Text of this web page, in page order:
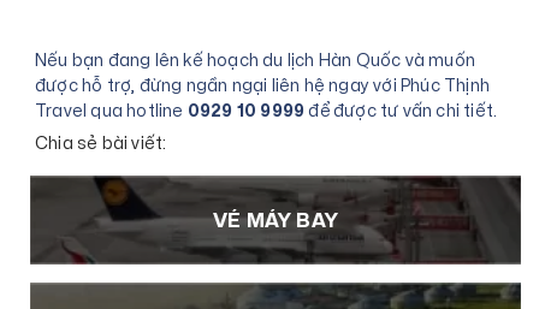
Nếu bạn đang lên kế hoạch du lịch Hàn Quốc và muốn
được hỗ trợ, đừng ngần ngại liên hệ ngay với Phúc Thịnh
Travel qua hotline 0929 10 9999để được tư vấn chi tiết.
Chia sẻ bài viết:
VÉ MÁY BAY